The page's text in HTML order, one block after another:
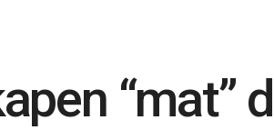
“mat”